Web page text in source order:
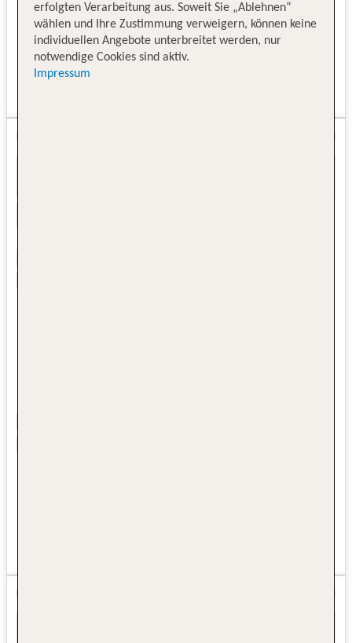
erfolgten Verarbeitung aus. Soweit Sie „Ablehnen“
wählen und Ihre Zustimmung verweigern, können keine
individuellen Angebote unterbreitet werden, nur
notwendige Cookies sind aktiv.
Impressum